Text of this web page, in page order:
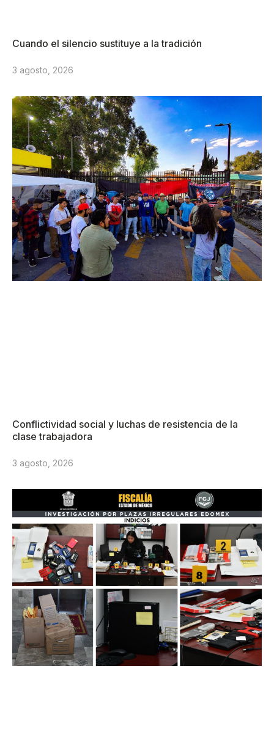
Cuando el silencio sustituye a la tradición
3 agosto, 2026
Conflictividad social y luchas de resistencia de la
clase trabajadora
3 agosto, 2026